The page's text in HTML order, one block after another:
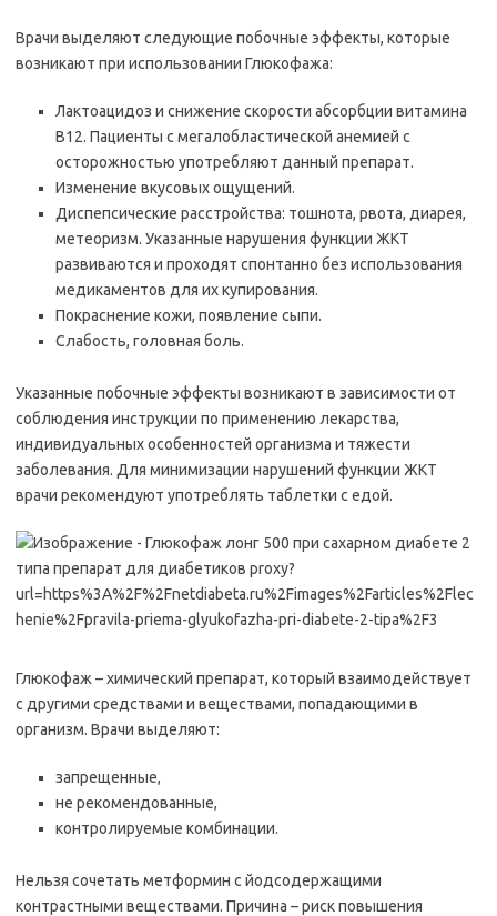
Врачи выделяют следующие побочные эффекты, которые
возникают при использовании Глюкофажа:
Лактоацидоз и снижение скорости абсорбции витамина
B12. Пациенты с мегалобластической анемией с
осторожностью употребляют данный препарат.
Изменение вкусовых ощущений.
Диспепсические расстройства: тошнота, рвота, диарея,
метеоризм. Указанные нарушения функции ЖКТ
развиваются и проходят спонтанно без использования
медикаментов для их купирования.
Покраснение кожи, появление сыпи.
Слабость, головная боль.
Указанные побочные эффекты возникают в зависимости от
соблюдения инструкции по применению лекарства,
индивидуальных особенностей организма и тяжести
заболевания. Для минимизации нарушений функции ЖКТ
врачи рекомендуют употреблять таблетки с едой.
Глюкофаж – химический препарат, который взаимодействует
с другими средствами и веществами, попадающими в
организм. Врачи выделяют:
запрещенные,
не рекомендованные,
контролируемые комбинации.
Нельзя сочетать метформин с йодсодержащими
контрастными веществами. Причина – риск повышения